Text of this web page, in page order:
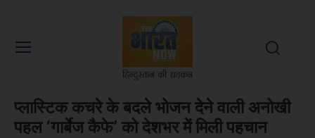
प्लास्टिक कचरे के बदले भोजन देने वाली अनोखी
पहल ‘गार्बेज कैफे’ को देशभर में मिली पहचान